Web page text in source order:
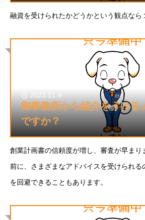
融資を受けられたかどうかという観点なら
2023.11.9
御事務所から紹介をうける
ですか？
創業計画書の信頼度が増し、審査が早まり
前に、さまざまなアドバイスを受けられる
を回避できることもあります。